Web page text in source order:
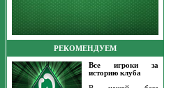
РЕКОМЕНДУЕМ
Все игроки за
историю клуба